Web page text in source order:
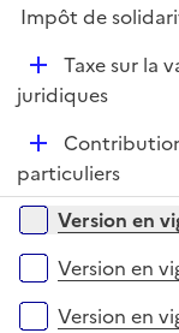
i
e
r
p
i
e
Impôt de
D
é
i
e
r
Taxe sur la
juridiques
D
é
p
e
r
particuliers
Versions sur la
Version en
Version en
Version en